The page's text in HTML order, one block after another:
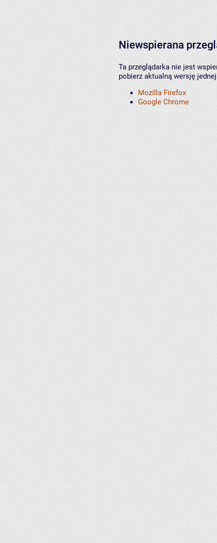
Niewspierana
Ta przeglądarka nie jest
pobierz aktualną wersję
Mozilla Firefox
Google Chrome